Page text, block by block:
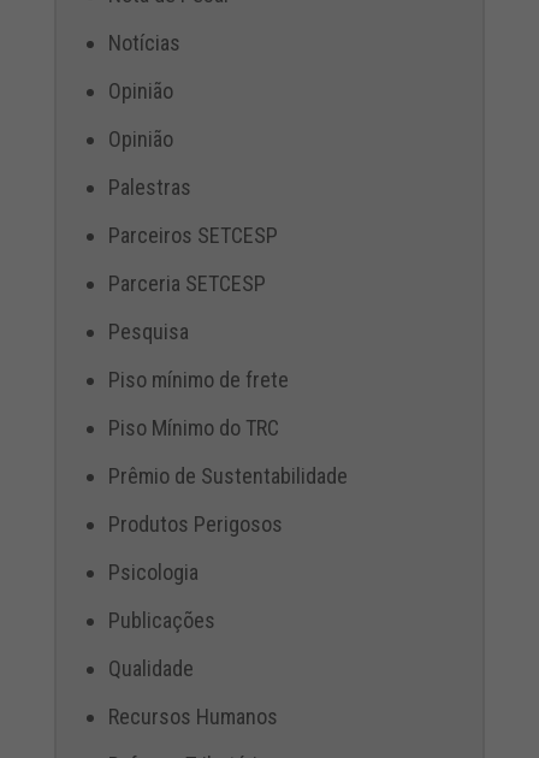
Notícias
Opinião
Opinião
Palestras
Parceiros SETCESP
Parceria SETCESP
Pesquisa
Piso mínimo de frete
Piso Mínimo do TRC
Prêmio de Sustentabilidade
Produtos Perigosos
Psicologia
Publicações
Qualidade
Recursos Humanos